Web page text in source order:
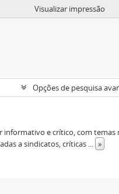
Visualizar impressão
Opções de pesquisa
e crítico, com
a sindicatos, críticas ... »